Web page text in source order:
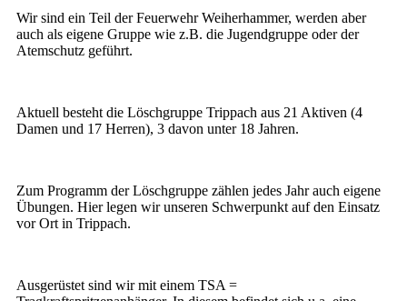
Wir sind ein Teil der Feuerwehr Weiherhammer, werden aber
auch als eigene Gruppe wie z.B. die Jugendgruppe oder der
Atemschutz geführt.
Aktuell besteht die Löschgruppe Trippach aus 21 Aktiven (4
Damen und 17 Herren), 3 davon unter 18 Jahren.
Zum Programm der Löschgruppe zählen jedes Jahr auch eigene
Übungen. Hier legen wir unseren Schwerpunkt auf den Einsatz
vor Ort in Trippach.
Ausgerüstet sind wir mit einem TSA =